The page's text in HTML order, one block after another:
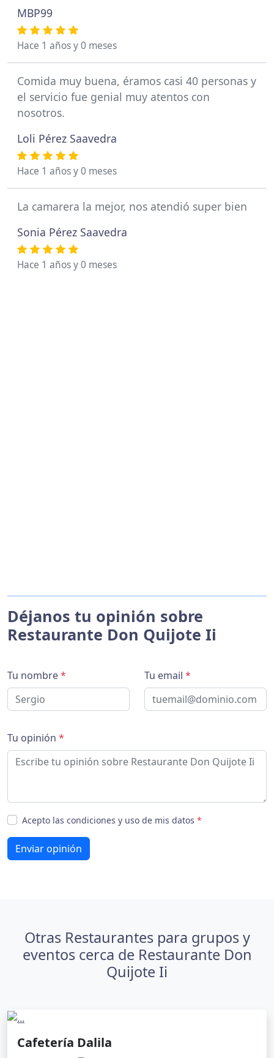
MBP99
Hace 1 años y 0 meses
Comida muy buena, éramos casi 40 personas y
el servicio fue genial muy atentos con
nosotros.
Loli Pérez Saavedra
Hace 1 años y 0 meses
La camarera la mejor, nos atendió super bien
Sonia Pérez Saavedra
Hace 1 años y 0 meses
Déjanos tu opinión sobre
Restaurante Don Quijote Ii
Tu nombre* Tu email *
Tu opinión *
Acepto las condiciones y uso de mis datos *
Enviar opinión
Otras Restaurantes para grupos y
eventos cerca de Restaurante Don
Quijote Ii
Cafetería Dalila